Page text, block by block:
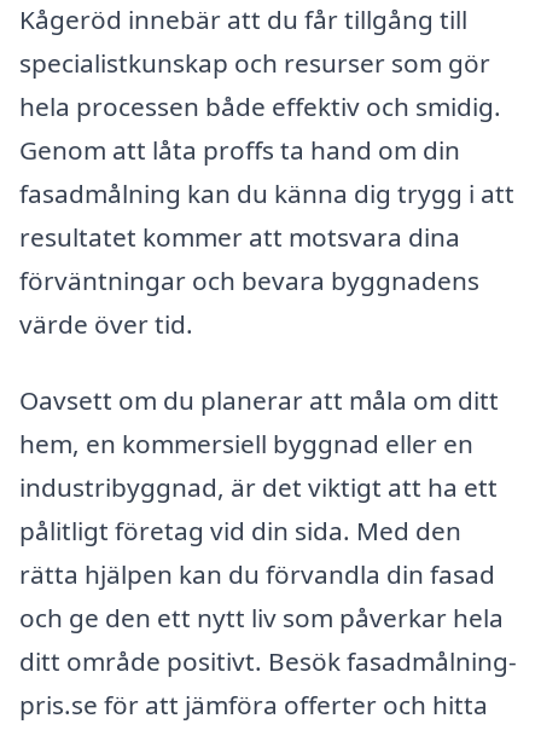
Kågeröd innebär att du får tillgång till
specialistkunskap och resurser som gör
hela processen både effektiv och smidig.
Genom att låta proffs ta hand om din
fasadmålning kan du känna dig trygg i att
resultatet kommer att motsvara dina
förväntningar och bevara byggnadens
värde över tid.
Oavsett om du planerar att måla om ditt
hem, en kommersiell byggnad eller en
industribyggnad, är det viktigt att ha ett
pålitligt företag vid din sida. Med den
rätta hjälpen kan du förvandla din fasad
och ge den ett nytt liv som påverkar hela
ditt område positivt. Besök fasadmålning-
pris.se för att jämföra offerter och hitta